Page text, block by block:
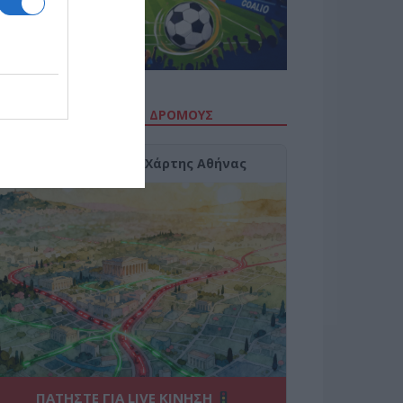
ΤΗΝ ΚΙΝΗΣΗ ΣΤΟΥΣ ΔΡΌΜΟΥΣ
Κίνηση Τώρα: Live Χάρτης Αθήνας
ΠΑΤΗΣΤΕ ΓΙΑ LIVE ΚΙΝΗΣΗ